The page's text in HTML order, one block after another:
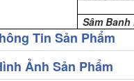
Sâm Banh
Tin Sản Phẩm
Ảnh Sản Phẩm